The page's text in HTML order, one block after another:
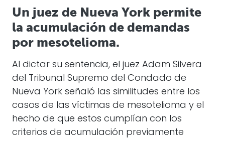
Un juez de Nueva York permite
la acumulación de demandas
por mesotelioma.
Al dictar su sentencia, el juez Adam Silvera
del Tribunal Supremo del Condado de
Nueva York señaló las similitudes entre los
casos de las víctimas de mesotelioma y el
hecho de que estos cumplían con los
criterios de acumulación previamente